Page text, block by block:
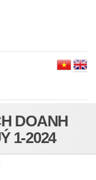
DOANH
1-2024